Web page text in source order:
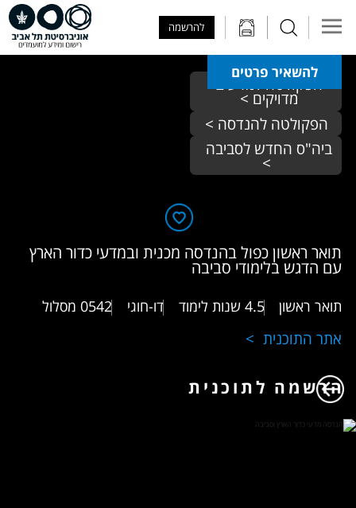
להרשמה
להשאיר פרטים
הפקולטה למדעים
מדויקים >
הפקולטה להנדסה >
>
תואר ראשון כפול בהנדסה מכנית ובמדעי כדור הארץ
עם הדגש בלימודי סביבה
תואר ראשון 4.5 שנות לימוד דו-חוגי 0542 מסלול
אתר התוכנית
הרשמה לתוכנית